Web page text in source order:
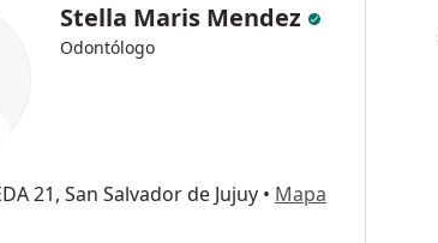
Stella Maris Mendez
Odontólogo
21, San Salvador de Jujuy • Mapa